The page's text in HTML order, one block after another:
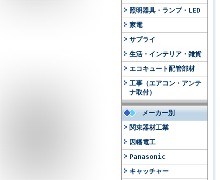
照明器具・ランプ・LED
家電
サプライ
生活・インテリア・雑貨
エコキュート配管部材
工事（エアコン・アンテ
ナ取付）
メーカー別
関東器材工業
因幡電工
Panasonic
キャッチャー